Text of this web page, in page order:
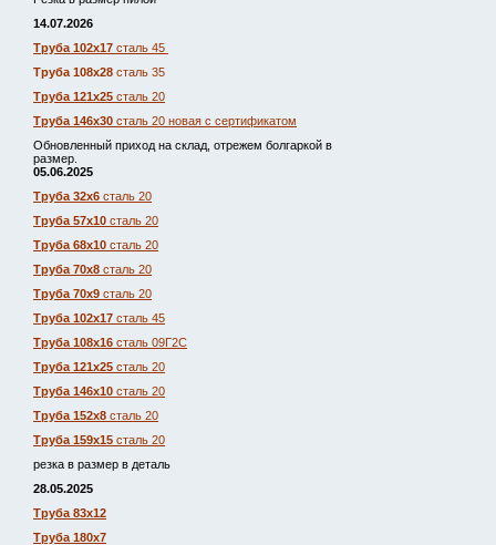
14.07.2026
Труба 102х17 сталь 45
Труба 108х28 сталь 35
Труба 121х25 сталь 20
Труба 146х30 сталь 20 новая с сертификатом
Обновленный приход на склад, отрежем болгаркой в
размер.
05.06.2025
Труба 32х6 сталь 20
Труба 57х10 сталь 20
Труба 68х10 сталь 20
Труба 70х8 сталь 20
Труба 70х9 сталь 20
Труба 102х17 сталь 45
Труба 108х16 сталь 09Г2С
Труба 121х25 сталь 20
Труба 146х10 сталь 20
Труба 152х8 сталь 20
Труба 159х15 сталь 20
резка в размер в деталь
28.05.2025
Труба 83х12
Труба 180х7